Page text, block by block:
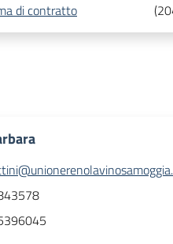
di contratto (